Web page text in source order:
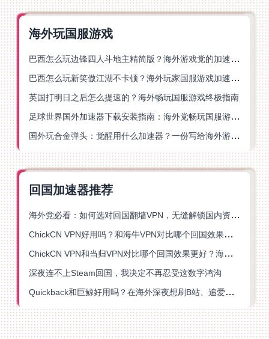
海外玩国服游戏
巴西怎么玩边锋四人斗地主精简版？海外游戏党的加速器终极选择
巴西怎么玩新笑傲江湖不卡顿？海外玩家国服游戏加速终极指南（附猫和老鼠一梦江湖实测）
英国打明日之后怎么提速的？海外畅玩国服游戏终极指南
足球世界国外加速器下载安装指南：海外党畅玩国服游戏的终极解决方案
国外玩合金弹头：觉醒用什么加速器？一份写给海外游子的畅玩指南
回国加速器推荐
海外党必看：如何选对回国翻墙VPN，无缝解锁国内资源？
ChickCN VPN好用吗？和海牛VPN对比哪个回国效果更好？
ChickCN VPN和当归VPN对比哪个回国效果更好？海外党亲测后选了它
深夜连不上Steam回国，我决定不再忍受这数字鸿沟
Quickback和巨鲸好用吗？在海外深夜想刷B站、追爱奇艺的你，或许正需要这份答案